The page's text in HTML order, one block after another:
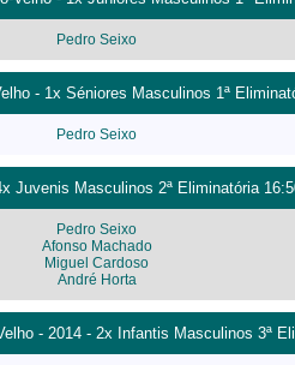
Pedro Seixo
- 1x Séniores Masculinos 1ª
Pedro Seixo
Juvenis Masculinos 2ª Eliminatória
Pedro Seixo
Afonso Machado
Miguel Cardoso
André Horta
- 2014 - 2x Infantis Masculinos 3ª